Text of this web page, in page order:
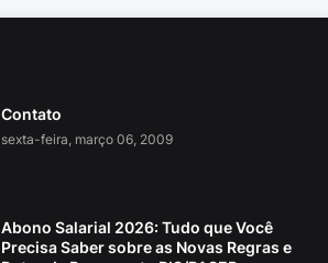
Contato
sexta-feira, março 06, 2009
Abono Salarial 2026: Tudo que Você
Precisa Saber sobre as Novas Regras e